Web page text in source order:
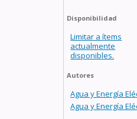
Disponibilidad
Limitar a ítems
actualmente
disponibles.
Autores
Agua y Energía
Agua y Energía